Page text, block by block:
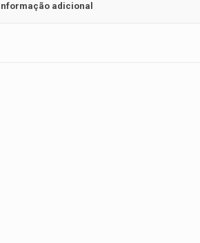
adicional